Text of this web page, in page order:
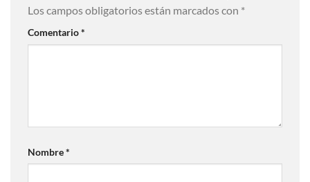
Los campos obligatorios están marcados con *
Comentario*
Nombre*